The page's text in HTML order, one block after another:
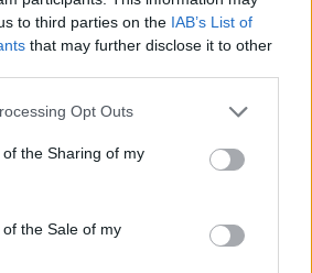
to third parties on the IAB’s List of
that may further disclose it to other
app uses one or more Google
or usage behaviour. You may click to
to Google and its third-party tags to
specified purposes in below Google
Opt Outs
the Sharing of my
the Sale of my
igen, sőt Fóton el is fogták!
erre is képesek voltak